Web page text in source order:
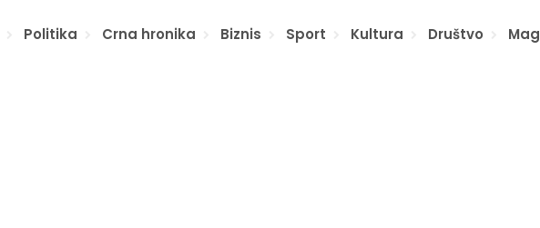
Politika Crna hronika Biznis Sport Kultura Društvo